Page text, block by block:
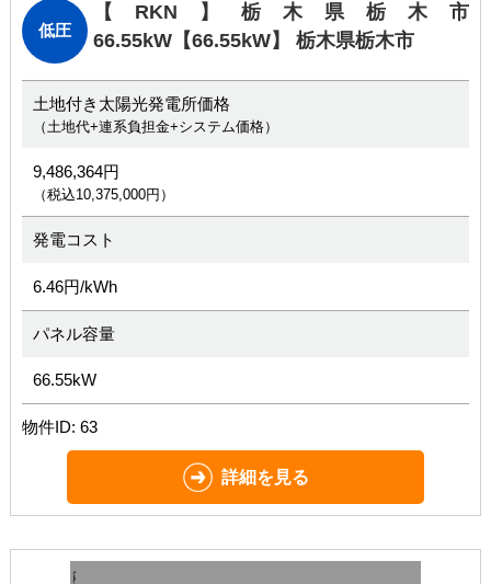
低圧
【RKN】栃木県栃木市
66.55kW【66.55kW】 栃木県栃木市
土地付き太陽光発電所価格
（土地代+連系負担金+システム価格）
9,486,364円
（税込10,375,000円）
発電コスト
6.46円/kWh
パネル容量
66.55kW
物件ID: 63
詳細を見る